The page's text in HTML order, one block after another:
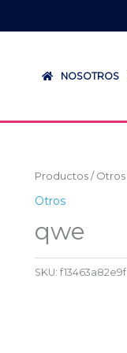
NOSOTROS
Productos / Otros
Otros
qwe
SKU: f13463a82e9f